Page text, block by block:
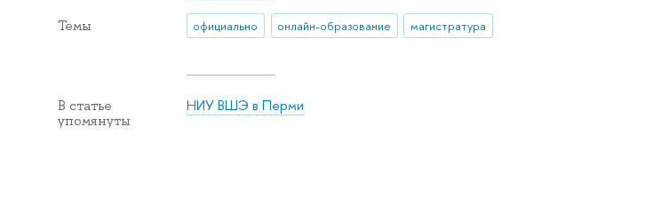
Темы официально онлайн-образование магистратура
В статье
упомянуты
НИУ ВШЭ в Перми